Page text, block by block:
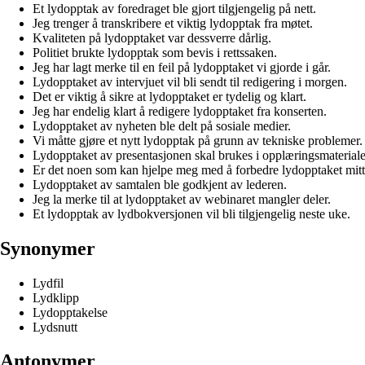
Et lydopptak av foredraget ble gjort tilgjengelig på nett.
Jeg trenger å transkribere et viktig lydopptak fra møtet.
Kvaliteten på lydopptaket var dessverre dårlig.
Politiet brukte lydopptak som bevis i rettssaken.
Jeg har lagt merke til en feil på lydopptaket vi gjorde i går.
Lydopptaket av intervjuet vil bli sendt til redigering i morgen.
Det er viktig å sikre at lydopptaket er tydelig og klart.
Jeg har endelig klart å redigere lydopptaket fra konserten.
Lydopptaket av nyheten ble delt på sosiale medier.
Vi måtte gjøre et nytt lydopptak på grunn av tekniske problemer.
Lydopptaket av presentasjonen skal brukes i
Er det noen som kan hjelpe meg med å forbedre lydopptaket
Lydopptaket av samtalen ble godkjent av lederen.
Jeg la merke til at lydopptaket av webinaret mangler deler.
Et lydopptak av lydbokversjonen vil bli tilgjengelig neste uke.
Synonymer
Lydfil
Lydklipp
Lydopptakelse
Lydsnutt